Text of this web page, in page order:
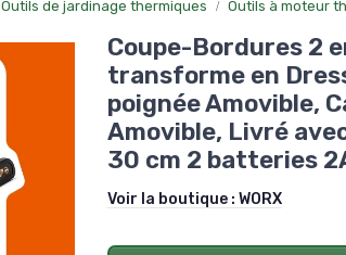
Outils de jardinage thermiques Outils à moteur
Coupe-Bordures 2
transforme en
poignée Amovible,
Amovible, Livré
30 cm 2 batteries
Voir la boutique : WORX